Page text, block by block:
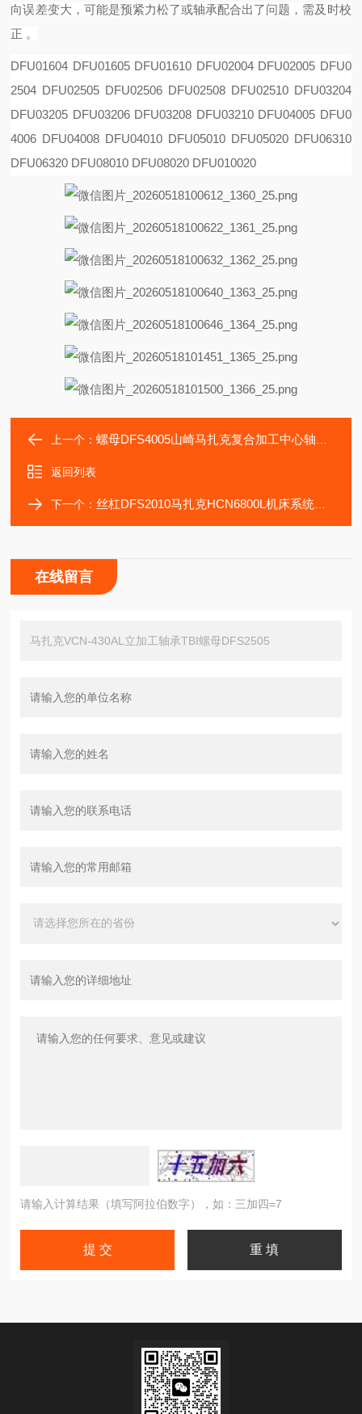
向误差变大，可能是预紧力松了或轴承配合出了问题，需及时校
正 。
DFU01604 DFU01605 DFU01610 DFU02004 DFU02005 DFU0
2504 DFU02505 DFU02506 DFU02508DFU02510 DFU03204
DFU03205 DFU03206 DFU03208 DFU03210 DFU04005 DFU0
4006 DFU04008 DFU04010 DFU05010 DFU05020 DFU06310
DFU06320 DFU08010 DFU08020 DFU010020
上一个：螺母DFS4005山崎马扎克复合加工中心轴承TBI丝杠DFS3220
返回列表
下一个：丝杠DFS2010马扎克HCN6800L机床系统轴承TBI螺母DFS2005
在线留言
请输入计算结果（填写阿拉伯数字），如：三加四=7